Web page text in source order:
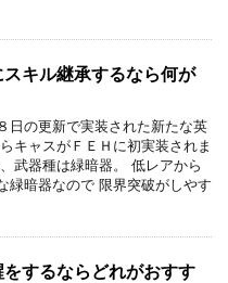
スキル継承するなら何が
日の更新で実装された新たな英
キャスがＦＥＨに初実装されま
武器種は緑暗器。 低レアから
緑暗器なので 限界突破がしやす
をするならどれがおすす